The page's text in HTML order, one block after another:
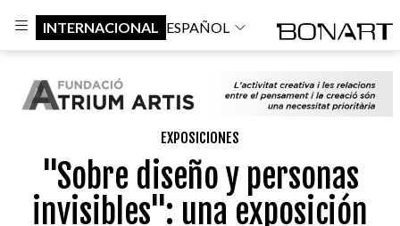
INTERNACIONAL ESPAÑOL
EXPOSICIONES
"Sobre diseño y personas
invisibles": una exposición